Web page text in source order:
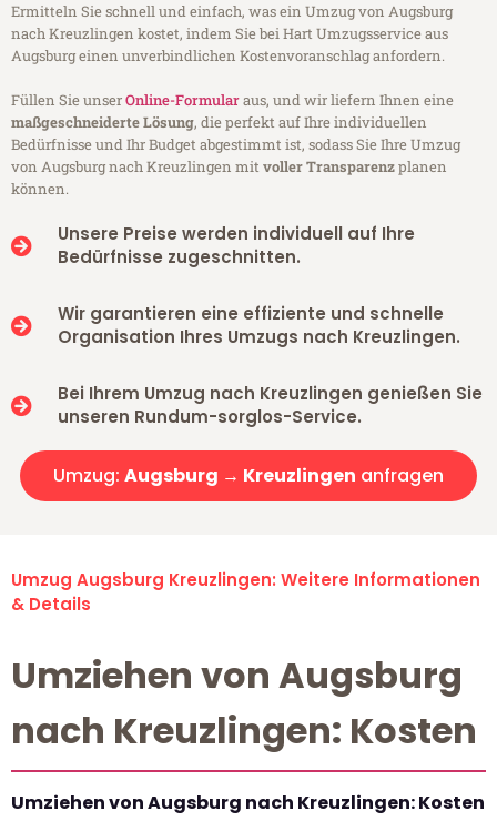
Ermitteln Sie schnell und einfach, was ein Umzug von Augsburg
nach Kreuzlingen kostet, indem Sie bei Hart Umzugsservice aus
Augsburg einen unverbindlichen Kostenvoranschlag anfordern.
Füllen Sie unserOnline-Formularaus, und wir liefern Ihnen eine
maßgeschneiderte Lösung, die perfekt auf Ihre individuellen
Bedürfnisse und Ihr Budget abgestimmt ist, sodass Sie Ihre Umzug
von Augsburg nach Kreuzlingen mitvoller Transparenzplanen
können.
Unsere Preise werden individuell auf Ihre
Bedürfnisse zugeschnitten.
Wir garantieren eine effiziente und schnelle
Organisation Ihres Umzugs nach Kreuzlingen.
Bei Ihrem Umzug nach Kreuzlingen genießen Sie
unseren Rundum-sorglos-Service.
Umzug: Augsburg → Kreuzlingen anfragen
Umzug Augsburg Kreuzlingen: Weitere Informationen
& Details
Umziehen von Augsburg
nach Kreuzlingen: Kosten
Umziehen von Augsburg nach Kreuzlingen: Kosten